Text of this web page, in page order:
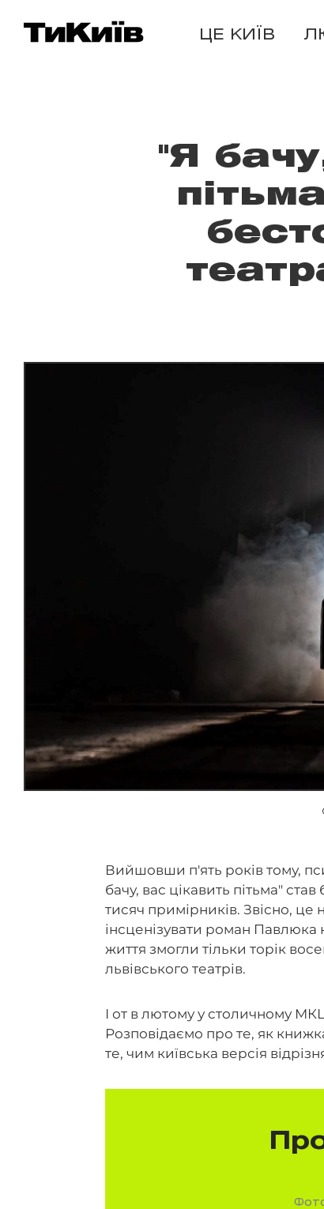
ЦЕ КИЇВ
"Я
Вийшовши п'ять років тому,
бачу, вас цікавить пітьма"
тисяч примірників. Звісно, це
інсценізувати роман Павлюка
життя змогли тільки торік
львівського театрів.
І от в лютому у столичному
Розповідаємо про те, як
те, чим київська версія